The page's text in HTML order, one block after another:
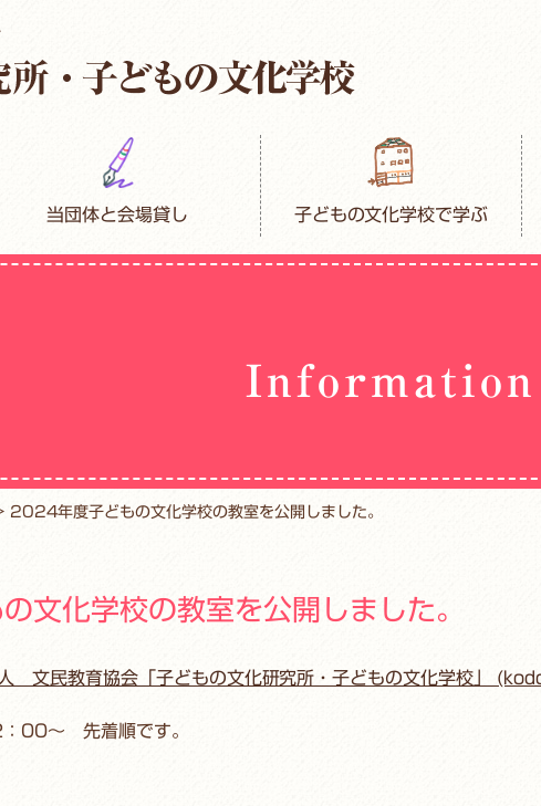
当団体と会場貸し 子どもの文化学校で学ぶ
Information
2024年度子どもの文化学校の教室を公開しました。
文化学校の教室を公開しました。
文民教育協会「子どもの文化研究所・子どもの文化学校」
00～ 先着順です。